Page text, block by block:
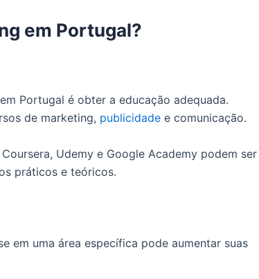
em Portugal?
Portugal é obter a educação adequada.
de marketing, publicidade e comunicação.
Udemy e Google Academy podem ser
práticos e teóricos.
em uma área específica pode aumentar suas